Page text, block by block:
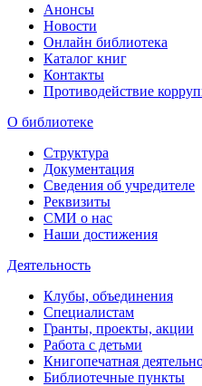
Анонсы
Новости
Онлайн библиотека
Каталог книг
Контакты
Противодействие
О библиотеке
Структура
Документация
Сведения об учредителе
Реквизиты
СМИ о нас
Наши достижения
Деятельность
Клубы, объединения
Специалистам
Гранты, проекты, акции
Работа с детьми
Книгопечатная
Библиотечные пункты